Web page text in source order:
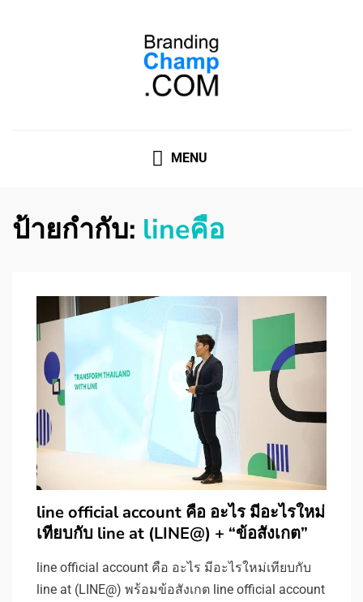
MENU
ป้ายกำกับ: lineคือ
line official account คือ อะไร มีอะไรใหม่
เทียบกับ line at (LINE@) + “ข้อสังเกต”
line official account คือ อะไร มีอะไรใหม่เทียบกับ
line at (LINE@) พร้อมข้อสังเกต line official account